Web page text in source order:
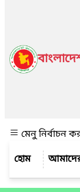
মেনু নির্বাচন